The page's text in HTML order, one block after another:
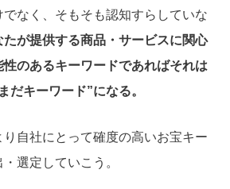
なく、そもそも認知すらしていな
たが提供する商品・サービスに関心
のあるキーワードであればそれは
だキーワード”になる。
自社にとって確度の高いお宝キー
選定していこう。